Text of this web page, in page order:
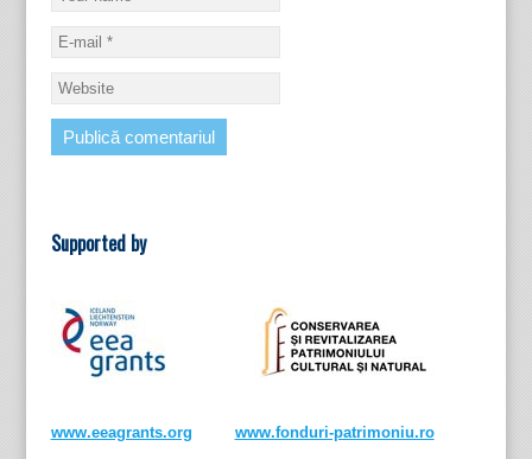
Supported by
www.eeagrants.org www.fonduri-patrimoniu.ro